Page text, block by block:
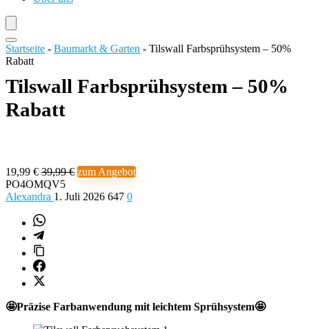
Startseite - Baumarkt & Garten - Tilswall Farbsprühsystem – 50%
Rabatt
Tilswall Farbsprühsystem – 50%
Rabatt
19,99 € 39,99 € zum Angebot
PO4OMQV5
Alexandra 1. Juli 2026 647 0
🤩Präzise Farbanwendung mit leichtem Sprühsystem🤩